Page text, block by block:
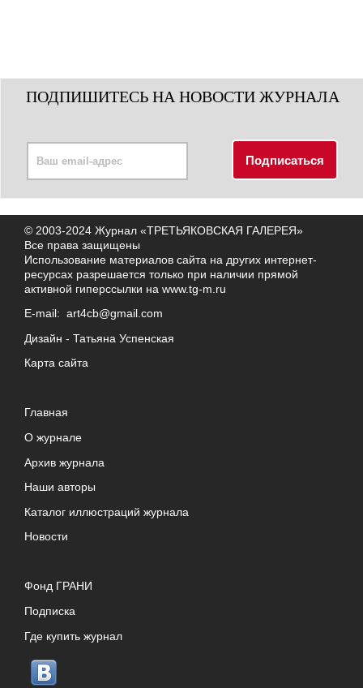
ПОДПИШИТЕСЬ НА НОВОСТИ ЖУРНАЛА
© 2003-2024 Журнал «ТРЕТЬЯКОВСКАЯ ГАЛЕРЕЯ»
Все права защищены
Использование материалов сайта на других интернет-
ресурсах разрешается только при наличии прямой
активной гиперссылки на www.tg-m.ru
E-mail: art4cb@gmail.com
Дизайн - Татьяна Успенская
Карта сайта
Главная
О журнале
Архив журнала
Наши авторы
Каталог иллюстраций журнала
Новости
Фонд ГРАНИ
Подписка
Где купить журнал